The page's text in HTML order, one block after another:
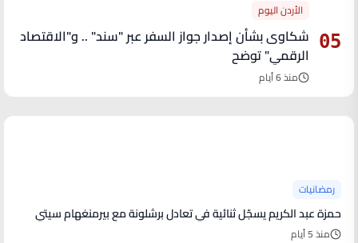
05
الأردن اليوم
شكاوى بشأن إصدار جواز السفر عبر "سند" .. و"الاقتصاد
الرقمي" توضح
منذ 6 أيام
رمضانيات
حمزة عبد الكريم يسجّل ثنائية في تعادل برشلونة مع بيرمنغهام سيتي
منذ 5 أيام